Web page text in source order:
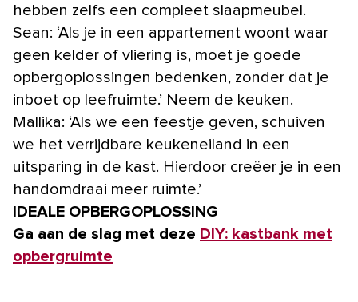
hebben zelfs een compleet slaapmeubel.
Sean: ‘Als je in een appartement woont waar
geen kelder of vliering is, moet je goede
opbergoplossingen bedenken, zonder dat je
inboet op leefruimte.’ Neem de keuken.
Mallika: ‘Als we een feestje geven, schuiven
we het verrijdbare keukeneiland in een
uitsparing in de kast. Hierdoor creëer je in een
handomdraai meer ruimte.’
IDEALE OPBERGOPLOSSING
Ga aan de slag met deze DIY: kastbank met
opbergruimte